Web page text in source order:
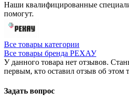
Наши квалифицированные
помогут.
Все товары категории
Все товары бренда РЕХАУ
У данного товара нет отзывов.
первым, кто оставил отзыв об этом
Задать вопрос